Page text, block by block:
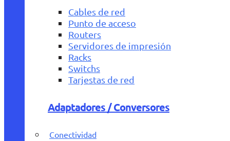
Cables de red
Punto de acceso
Routers
Servidores de impresión
Racks
Switchs
Tarjestas de red
Adaptadores / Conversores
Conectividad